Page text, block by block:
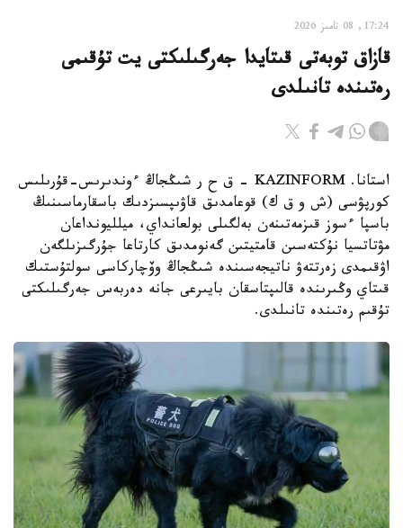
17:24, 08 تامىز 2026
قازاق توبەتى قىتايدا جەرگىلىكتى يت تۇقىمى
رەتىندە تانىلدى
استانا. KAZINFORM – ق ح ر شىڭجاڭ ءوندىرىس-قۇرىلىس
كورپۋسى (ش و ق ك) قوعامدىق قاۋىپسىزدىك باسقارماسىنىڭ
باسپا ءسوز قىزمەتىنەن بەلگىلى بولعانداي، ميلليونداعان
مۋتاتسيا نۇكتەسىن قامتيتىن گەنومدىق كارتاعا جۇرگىزىلگەن
اۋقىمدى زەرتتەۋ ناتيجەسىندە شىڭجاڭ وۆچاركاسى سولتۇستىك
قىتاي وڭىرىندە قالىپتاسقان بايىرعى جانە دەربەس جەرگىلىكتى
تۇقىم رەتىندە تانىلدى.